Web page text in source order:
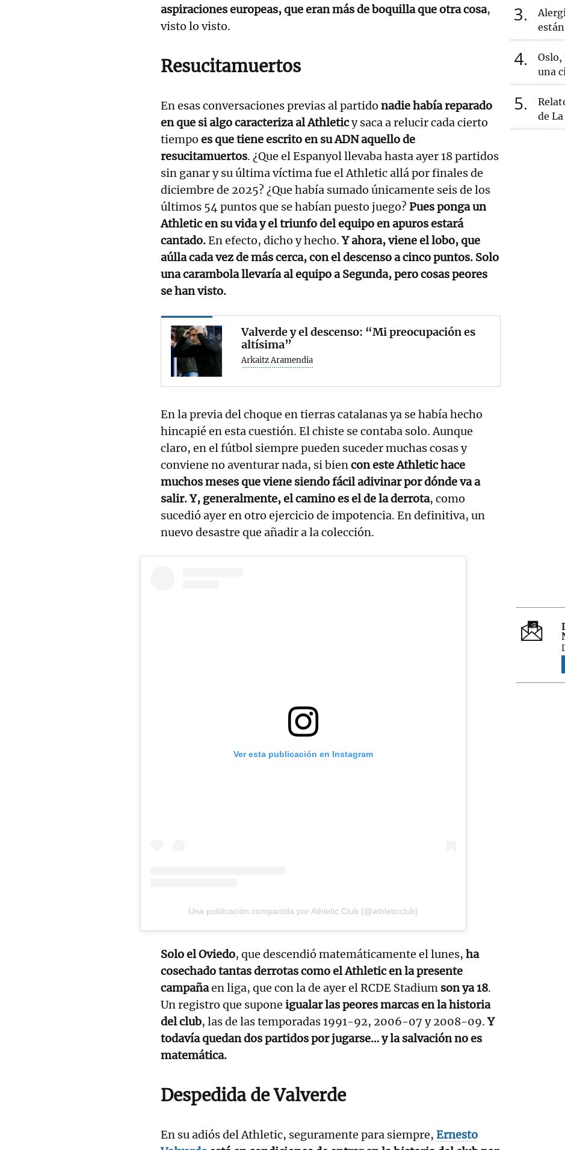
aspiraciones europeas, que eran más de boquilla que otra cosa,
visto lo visto.
Resucitamuertos
En esas conversaciones previas al partido nadie había reparado
en que si algo caracteriza al Athleticy saca a relucir cada cierto
tiempo es que tiene escrito en su ADN aquello de
resucitamuertos. ¿Que el Espanyol llevaba hasta ayer 18 partidos
sin ganar y su última víctima fue el Athletic allá por finales de
diciembre de 2025? ¿Que había sumado únicamente seis de los
últimos 54 puntos que se habían puesto juego?Pues ponga un
Athletic en su vida y el triunfo del equipo en apuros estará
cantado.En efecto, dicho y hecho.Y ahora, viene el lobo, que
aúlla cada vez de más cerca, con el descenso a cinco puntos. Solo
una carambola llevaría al equipo a Segunda, pero cosas peores
se han visto.
Valverde y el descenso: “Mi preocupación es
altísima”
Arkaitz Aramendia
En la previa del choque en tierras catalanas ya se había hecho
hincapié en esta cuestión. El chiste se contaba solo. Aunque
claro, en el fútbol siempre pueden suceder muchas cosas y
conviene no aventurar nada, si biencon este Athletic hace
muchos meses que viene siendo fácil adivinar por dónde va a
salir. Y, generalmente, el camino es el de la derrota, como
sucedió ayer en otro ejercicio de impotencia. En definitiva, un
nuevo desastre que añadir a la colección.
Ver esta publicación en Instagram
Una publicación compartida por Athletic Club (@athleticclub)
Solo el Oviedo, que descendió matemáticamente el lunes, ha
cosechado tantas derrotas como el Athletic en la presente
campañaen liga, que con la de ayer el RCDE Stadium son ya 18.
Un registro que supone igualar las peores marcas en la historia
del club, las de las temporadas 1991-92, 2006-07 y 2008-09.Y
todavía quedan dos partidos por jugarse… y la salvación no es
matemática.
Despedida de Valverde
En su adiós del Athletic, seguramente para siempre, Ernesto
3
4
una
5
de